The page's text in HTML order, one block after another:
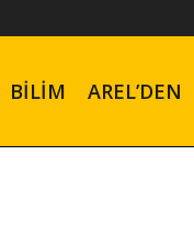
BILIM AREL’DEN